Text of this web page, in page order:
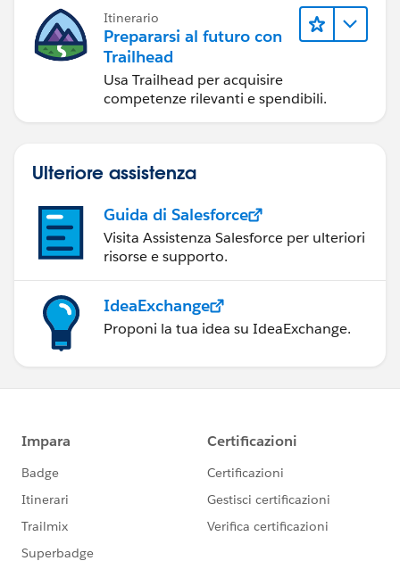
Itinerario
Prepararsi al futuro con
Trailhead
Usa Trailhead per acquisire
competenze rilevanti e spendibili.
Ulteriore assistenza
Guida di Salesforce
Visita Assistenza Salesforce per ulteriori
risorse e supporto.
IdeaExchange
Proponi la tua idea su IdeaExchange.